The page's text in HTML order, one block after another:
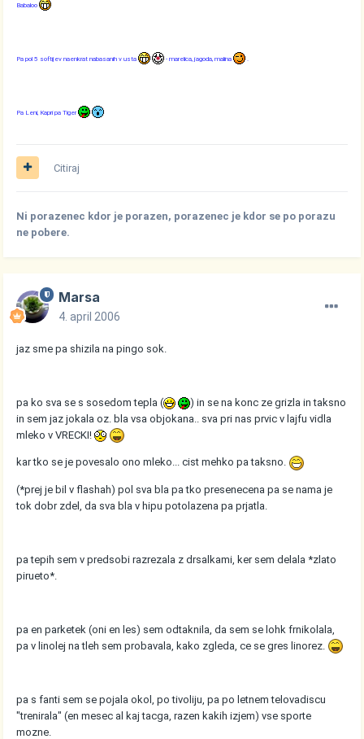
Babaloo
Pa pol 5 softijev naenkrat nabasanih v usta - marelica, jagoda, malina
Pa Leni, Kapri pa Tiger
Citiraj
Ni porazenec kdor je porazen, porazenec je kdor se po porazu
ne pobere.
Marsa
4. april 2006
jaz sme pa shizila na pingo sok.
pa ko sva se s sosedom tepla (
) in se na konc ze grizla in taksno
in sem jaz jokala oz. bla vsa objokana.. sva pri nas prvic v lajfu vidla
mleko v VRECKI!
kar tko se je povesalo ono mleko... cist mehko pa taksno.
(*prej je bil v flashah) pol sva bla pa tko presenecena pa se nama je
tok dobr zdel, da sva bla v hipu potolazena pa prjatla.
pa tepih sem v predsobi razrezala z drsalkami, ker sem delala *zlato
pirueto*.
pa en parketek (oni en les) sem odtaknila, da sem se lohk frnikolala,
pa v linolej na tleh sem probavala, kako zgleda, ce se gres linorez.
pa s fanti sem se pojala okol, po tivoliju, pa po letnem telovadiscu
"trenirala" (en mesec al kaj tacga, razen kakih izjem) vse sporte
mozne.